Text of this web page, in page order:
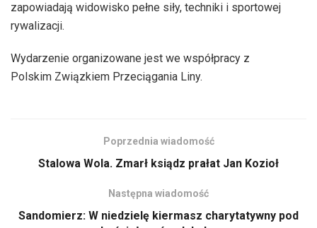
zapowiadają widowisko pełne siły, techniki i sportowej
rywalizacji.
Wydarzenie organizowane jest we współpracy z
Polskim Związkiem Przeciągania Liny.
Poprzednia wiadomość
Stalowa Wola. Zmarł ksiądz prałat Jan Kozioł
Następna wiadomość
Sandomierz: W niedzielę kiermasz charytatywny pod